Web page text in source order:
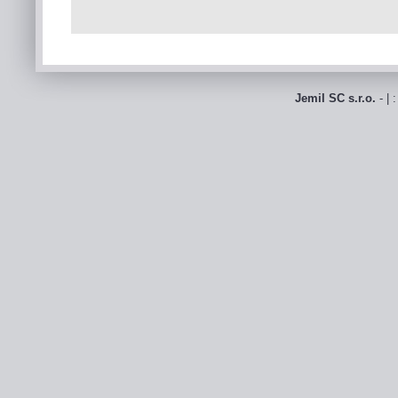
Jemil SC s.r.o. - |